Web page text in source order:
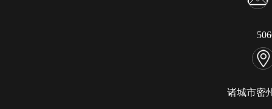
诸城市密